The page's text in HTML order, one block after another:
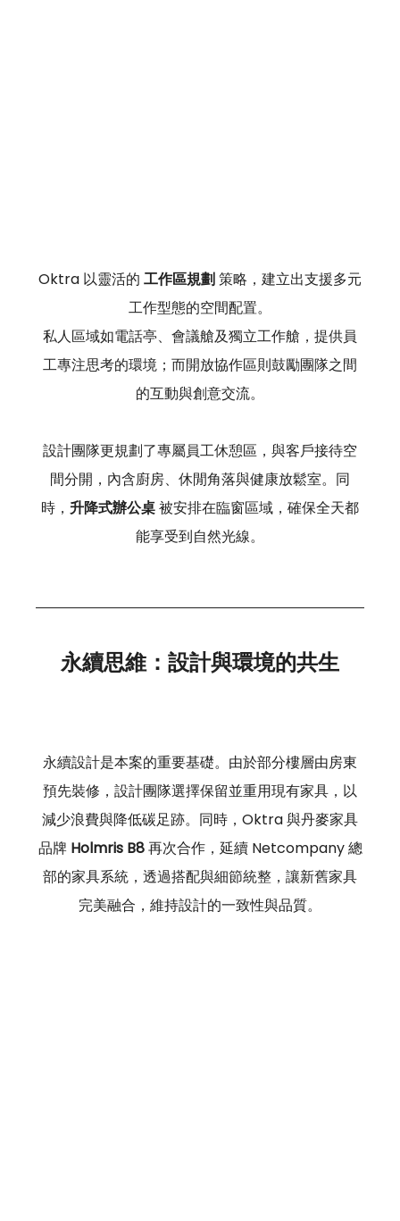
Oktra 以靈活的 工作區規劃 策略，建立出支援多元
工作型態的空間配置。
私人區域如電話亭、會議艙及獨立工作艙，提供員
工專注思考的環境；而開放協作區則鼓勵團隊之間
的互動與創意交流。
設計團隊更規劃了專屬員工休憩區，與客戶接待空
間分開，內含廚房、休閒角落與健康放鬆室。同
時， 升降式辦公桌 被安排在臨窗區域，確保全天都
能享受到自然光線。
永續思維：設計與環境的共生
永續設計是本案的重要基礎。由於部分樓層由房東
預先裝修，設計團隊選擇保留並重用現有家具，以
減少浪費與降低碳足跡。同時，Oktra 與丹麥家具
品牌 Holmris B8 再次合作，延續 Netcompany 總
部的家具系統，透過搭配與細節統整，讓新舊家具
完美融合，維持設計的一致性與品質。